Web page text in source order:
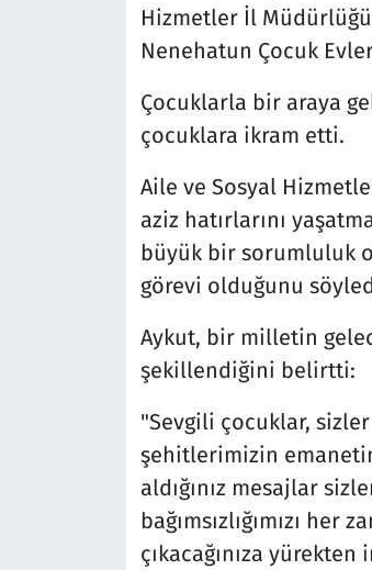
Hizmetler İl
Nenehatun Çocuk
Çocuklarla bir araya
çocuklara ikram etti.
Aile ve Sosyal
aziz hatırlarını
büyük bir sorumluluk
görevi olduğunu
Aykut, bir milletin
şekillendiğini belirtti:
"Sevgili çocuklar,
şehitlerimizin
aldığınız mesajlar
bağımsızlığımızı
çıkacağınıza